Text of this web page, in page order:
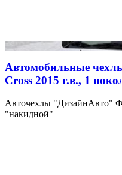
Автомобильные
Cross 2015 г.в., 1
Авточехлы "ДизайнАвто"
"накидной"